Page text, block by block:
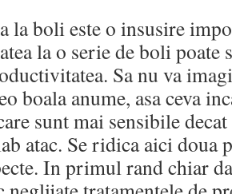
la boli este o insusire
la o serie de boli
Sa nu va
boala anume, asa ceva
sunt mai sensibile
atac. Se ridica aici doua
In primul rand chiar